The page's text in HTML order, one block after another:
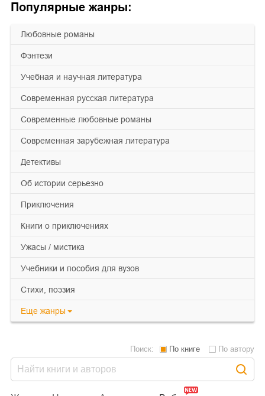
Популярные жанры:
любовные романы
фэнтези
учебная и научная литература
современная русская литература
современные любовные романы
современная зарубежная литература
детективы
об истории серьезно
приключения
книги о приключениях
ужасы / мистика
учебники и пособия для вузов
cтихи, поэзия
Еще жанры
Поиск: По книге По автору